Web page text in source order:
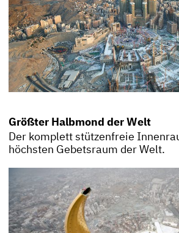
Größter Halbmond der Welt
Der komplett stützenfreie
höchsten Gebetsraum der Welt.